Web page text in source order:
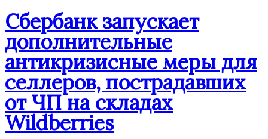
Сбербанк запускает
дополнительные
антикризисные меры для
селлеров, пострадавших
от ЧП на складах
Wildberries